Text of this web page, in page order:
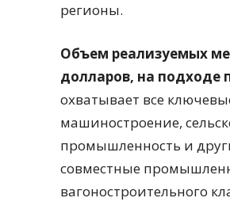
регионы.
Объем реализуемых
долларов, на подходе
охватывает все
машиностроение,
промышленность и
совместные
вагоностроительного